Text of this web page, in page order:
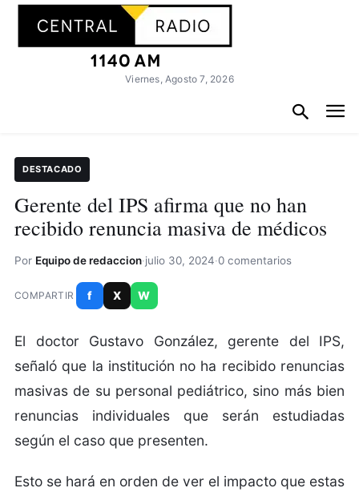
Viernes, Agosto 7, 2026
DESTACADO
Gerente del IPS afirma que no han
recibido renuncia masiva de médicos
Por Equipo de redaccion·julio 30, 2024·0 comentarios
COMPARTIR f X W
El doctor Gustavo González, gerente del IPS,
señaló que la institución no ha recibido renuncias
masivas de su personal pediátrico, sino más bien
renuncias individuales que serán estudiadas
según el caso que presenten.
Esto se hará en orden de ver el impacto que estas